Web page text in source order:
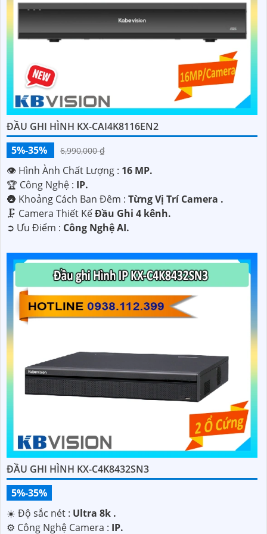
ĐẦU GHI HÌNH KX-CAI4K8116EN2
5%-35%
6,990,000 ₫
👁 Hình Ành Chất Lượng : 16 MP.
🏆 Công Nghệ : IP.
🌚 Khoảng Cách Ban Đêm : Từng Vị Trí Camera .
🗜️ Camera Thiết KếĐầu Ghi 4 kênh.
️➲ Ưu Điểm : Công Nghệ AI.
ĐẦU GHI HÌNH KX-C4K8432SN3
5%-35%
☀️ Độ sắc nét : Ultra 8k .
⚙ Công Nghệ Camera : IP.